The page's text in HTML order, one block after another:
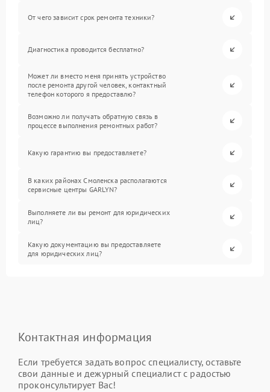
От чего зависит срок ремонта техники?
Диагностика проводится бесплатно?
Может ли вместо меня принять устройство
после ремонта другой человек, контактный
телефон которого я предоставлю?
Возможно ли получать обратную связь в
процессе выполнения ремонтных работ?
Какую гарантию вы предоставляете?
В каких районах Смоленска располагаются
сервисные центры GARLYN?
Выполняете ли вы ремонт для юридических
лиц?
Какую документацию вы предоставляете
для юридических лиц?
Контактная информация
Если требуется задать вопрос специалисту, оставьте
свои данные и дежурный специалист с радостью
проконсультирует Вас!